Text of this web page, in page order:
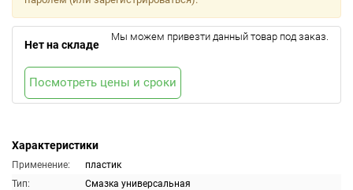
Характеристики
Применение:
пластик
Тип:
Смазка универсальная
Нет на складе
Мы можем привезти данный товар под заказ.
Посмотреть цены и сроки